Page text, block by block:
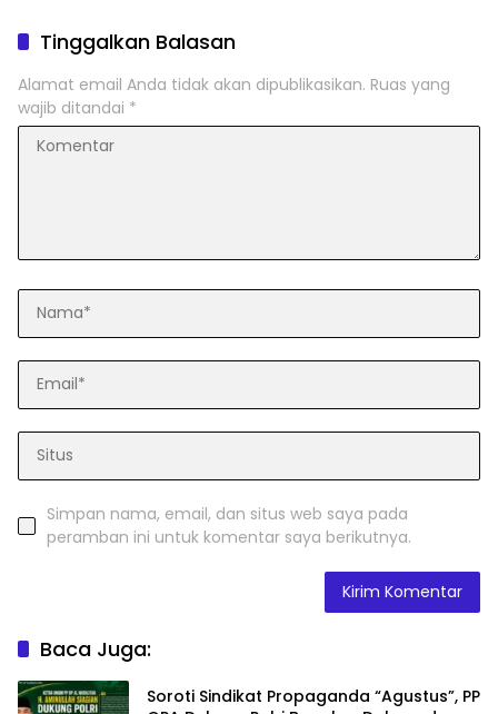
Tinggalkan Balasan
Alamat email Anda tidak akan dipublikasikan. Ruas yang
wajib ditandai *
Simpan nama, email, dan situs web saya pada
peramban ini untuk komentar saya berikutnya.
Baca Juga:
Soroti Sindikat Propaganda “Agustus”, PP